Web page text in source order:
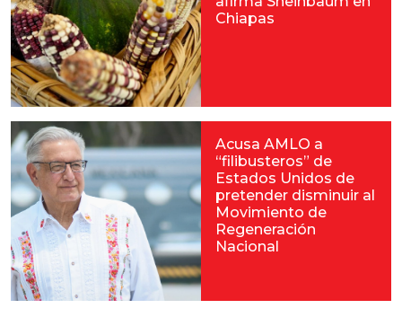
Chiapas
Acusa AMLO a
“filibusteros” de
Estados Unidos de
pretender disminuir al
Movimiento de
Regeneración
Nacional